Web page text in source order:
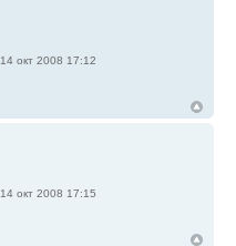
14 окт 2008 17:12
14 окт 2008 17:15